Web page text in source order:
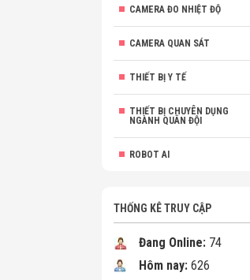
CAMERA ĐO NHIỆT ĐỘ
CAMERA QUAN SÁT
THIẾT BỊ Y TẾ
THIẾT BỊ CHUYÊN DỤNG
NGÀNH QUÂN ĐỘI
ROBOT AI
THỐNG KÊ TRUY CẬP
Đang Online: 74
Hôm nay: 626